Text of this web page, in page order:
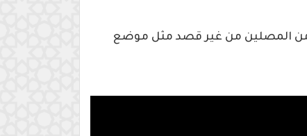
من المصلين من غير قصد مثل موضع